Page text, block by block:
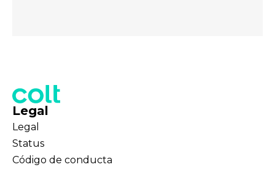
Legal
Legal
Status
Código de conducta